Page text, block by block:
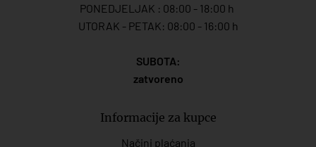
PONEDJELJAK : 08:00 - 18:00 h
UTORAK - PETAK: 08:00 - 16:00 h
SUBOTA:
zatvoreno
Informacije za kupce
Načini plaćanja